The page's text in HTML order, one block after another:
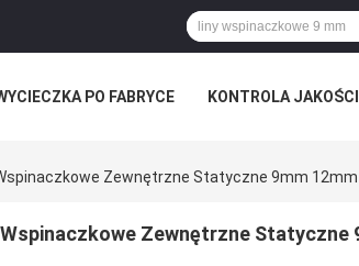
PO FABRYCE KONTROLA JAKOŚCI
Zewnętrzne Statyczne 9mm 12mm
Zewnętrzne Statyczne